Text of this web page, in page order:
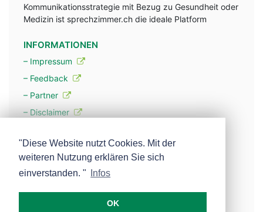
Kommunikationsstrategie mit Bezug zu Gesundheit oder
Medizin ist sprechzimmer.ch die ideale Platform
INFORMATIONEN
– Impressum
– Feedback
– Partner
– Disclaimer
– Werbung
– Mehr über unsere Experten
"Diese Website nutzt Cookies. Mit der
weiteren Nutzung erklären Sie sich
einverstanden. "
Infos
OK